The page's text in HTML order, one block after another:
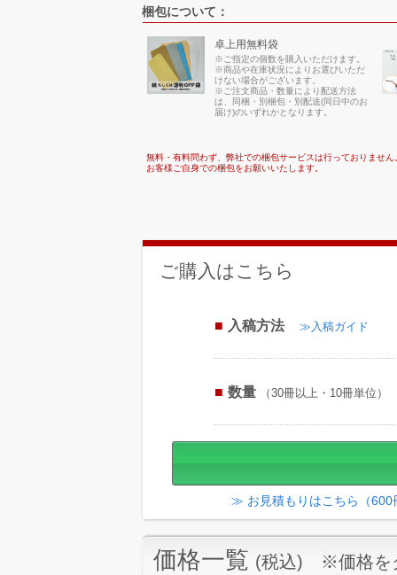
梱包について：
卓上用無料袋
※ご指定の個数を購入いただけます。
※商品や在庫状況によりお選びいただ
けない場合がございます。
※ご注文商品・数量により配送方法
は、同梱・別梱包・別配送(同日中のお
届け)のいずれかとなります。
無料・有料問わず、弊社での梱包サービスは行っておりません
お客様ご自身での梱包をお願いいたします。
ご購入はこちら
入稿方法 ≫入稿ガイド
数量 （30冊以上・10冊単位）
≫ お見積もりはこちら（600
価格一覧 (税込) ※価格を